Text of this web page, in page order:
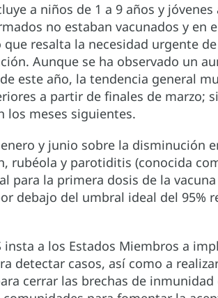
a niños de 1 a 9 años y
no estaban vacunados y en
resalta la necesidad urgente
Aunque se ha observado un
este año, la tendencia general
a partir de finales de marzo;
los meses siguientes.
y junio sobre la disminución
rubéola y parotiditis (conocida
para la primera dosis de la vacuna
debajo del umbral ideal del 95%
insta a los Estados Miembros a
detectar casos, así como a
cerrar las brechas de